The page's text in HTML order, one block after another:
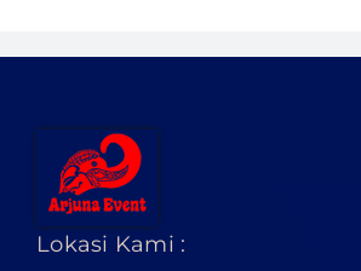
Lokasi Kami :